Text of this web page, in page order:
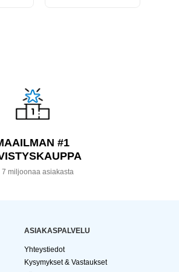
#1
7 miljoonaa asiakasta
ASIAKASPALVELU
Yhteystiedot
Kysymykset & Vastaukset